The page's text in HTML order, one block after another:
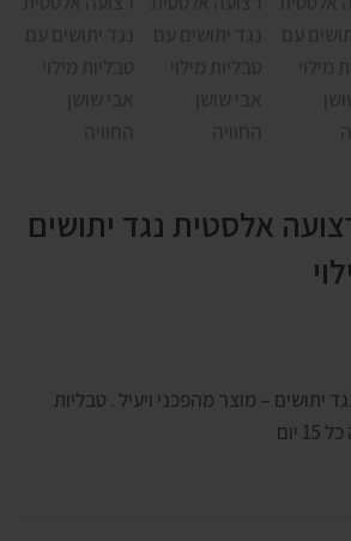
אלסטית נגד יתושים
יתושים – מוצר מהפכני ויעיל . טבליות